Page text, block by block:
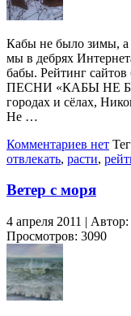
Кабы не было зимы, а
мы в дебрях
бабы. Рейтинг
ПЕСНИ «КАБЫ НЕ
гоpодах и сёлах,
Не …
Комментариев нет
отвлекать, расти,
Ветер с моря
4 апреля 2011 | Автор:
Просмотров: 3090